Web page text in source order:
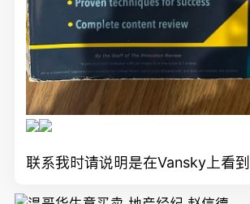
联系我时请说明是在Vansky上看到